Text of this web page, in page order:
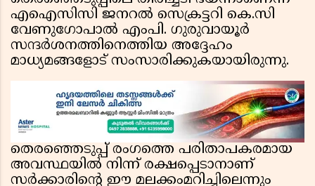
എഐസിസി ജനറൽ സെക്രട്ടറി കെ.സി
വേണുഗോപാൽ എംപി. ഗുരുവായൂർ
സന്ദർശനത്തിനെത്തിയ അദ്ദേഹം
മാധ്യമങ്ങളോട് സംസാരിക്കുകയായിരുന്നു.
തെരഞ്ഞെടുപ്പ് രംഗത്തെ പരിതാപകരമായ
അവസ്ഥയിൽ നിന്ന് രക്ഷപ്പെടാനാണ്
സർക്കാരിന്റെ ഈ മലക്കംമറിച്ചിലെന്നും